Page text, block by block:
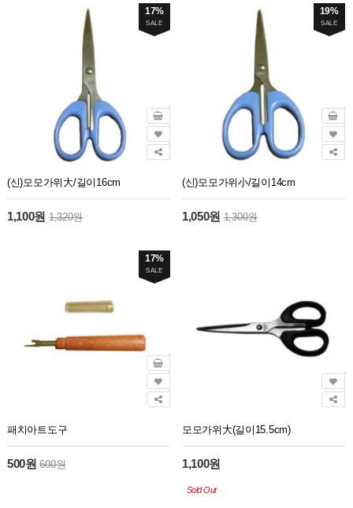
17%
SALE
(신)모모가위大/길이16cm
1,100원 1,320원
19%
SALE
(신)모모가위小/길이14cm
1,050원1,300원
17%
SALE
패치아트도구
500원600원
모모가위大(길이15.5cm)
1,100원
Sold Out